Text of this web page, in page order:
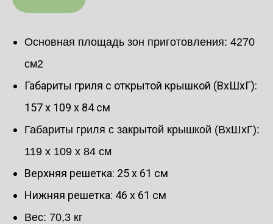
Основная площадь зон приготовления: 4270
см2
Габариты гриля c открытой крышкой (ВхШхГ):
157 х 109 х 84 см
Габариты гриля c закрытой крышкой (ВхШхГ):
119 х 109 х 84 см
Верхняя решетка: 25 х 61 см
Нижняя решетка: 46 х 61 см
Вес: 70,3 кг